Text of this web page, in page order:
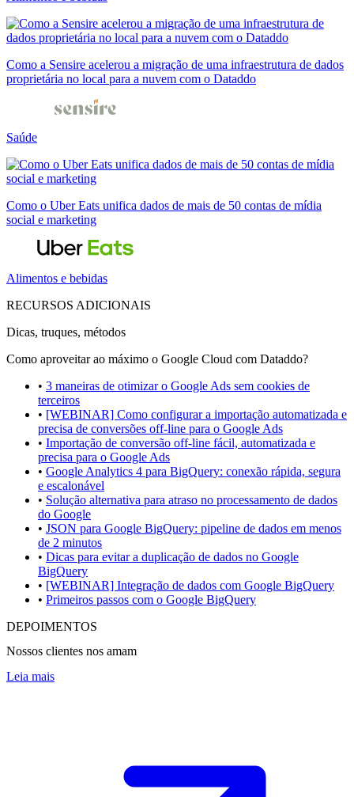
Como a Sensire acelerou a migração de uma infraestrutura de dados
proprietária no local para a nuvem com o Dataddo
Saúde
Como o Uber Eats unifica dados de mais de 50 contas de mídia
social e marketing
Alimentos e bebidas
RECURSOS ADICIONAIS
Dicas, truques, métodos
Como aproveitar ao máximo o Google Cloud com Dataddo?
• 3 maneiras de otimizar o Google Ads sem cookies de
terceiros
• [WEBINAR] Como configurar a importação automatizada e
precisa de conversões off-line para o Google Ads
• Importação de conversão off-line fácil, automatizada e
precisa para o Google Ads
• Google Analytics 4 para BigQuery: conexão rápida, segura
e escalonável
• Solução alternativa para atraso no processamento de dados
do Google
• JSON para Google BigQuery: pipeline de dados em menos
de 2 minutos
• Dicas para evitar a duplicação de dados no Google
BigQuery
• [WEBINAR] Integração de dados com Google BigQuery
• Primeiros passos com o Google BigQuery
DEPOIMENTOS
Nossos clientes nos amam
Leia mais